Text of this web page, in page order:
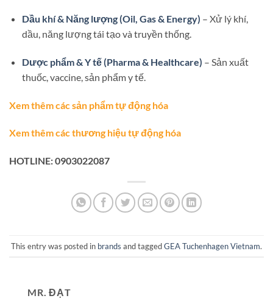
Dầu khí & Năng lượng (Oil, Gas & Energy) – Xử lý khí,
dầu, năng lượng tái tạo và truyền thống.
Dược phẩm & Y tế (Pharma & Healthcare) – Sản xuất
thuốc, vaccine, sản phẩm y tế.
Xem thêm các sản phẩm tự động hóa
Xem thêm các thương hiệu tự động hóa
HOTLINE: 0903022087
This entry was posted in brands and taggedGEA Tuchenhagen Vietnam.
MR. ĐẠT